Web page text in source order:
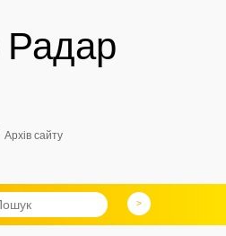
Архів сайту